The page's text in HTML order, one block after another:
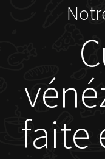
faite